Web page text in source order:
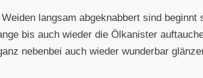
Weiden langsam abgeknabbert sind
bis auch wieder die Ölkanister
nebenbei auch wieder wunderbar